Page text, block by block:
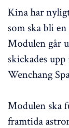
Kina har
som ska bli
Modulen går
skickades
Wenchang
Modulen ska
framtida